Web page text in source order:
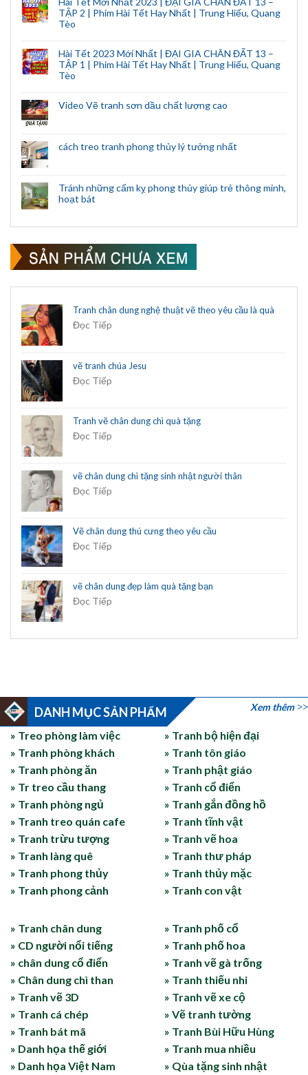
TẬP 2 | Phim Hài Tết Hay Nhất | Trung Hiếu, Quang
Tèo
Hài Tết 2023 Mới Nhất | ĐẠI GIA CHÂN ĐẤT 13 –
TẬP 1 | Phim Hài Tết Hay Nhất | Trung Hiếu, Quang
Tèo
Video Vẽ tranh sơn dầu chất lượng cao
cách treo tranh phong thủy lý tưởng nhất
Tránh những cấm kỵ phong thủy giúp trẻ thông minh,
hoạt bát
Tranh chân dung nghệ thuật vẽ theo yêu cầu là quà
Đọc Tiếp
vẽ tranh chúa Jesu
Đọc Tiếp
Tranh vẽ chân dung chì quà tặng
Đọc Tiếp
vẽ chân dung chì tặng sinh nhật người thân
Đọc Tiếp
Vẽ chân dung thú cưng theo yêu cầu
Đọc Tiếp
vẽ chân dung đẹp làm quà tặng bạn
Đọc Tiếp
DANH MỤC SẢN PHẨM Xem thêm
» Treo phòng làm việc
» Tranh phòng khách
» Tranh phòng ăn
» Tr treo cầu thang
» Tranh phòng ngủ
» Tranh treo quán cafe
» Tranh trừu tượng
» Tranh làng quê
» Tranh phong thủy
» Tranh phong cảnh
» Tranh bộ hiện đại
» Tranh tôn giáo
» Tranh phật giáo
» Tranh cổ điển
» Tranh gắn đồng hồ
» Tranh tĩnh vật
» Tranh vẽ hoa
» Tranh thư pháp
» Tranh thủy mặc
» Tranh con vật
» Tranh chân dung
» CD người nổi tiếng
» chân dung cổ điển
» Chân dung chì than
» Tranh vẽ 3D
» Tranh cá chép
» Tranh bát mã
» Danh họa thế giới
» Danh họa Việt Nam
» Tranh phố cổ
» Tranh phố hoa
» Tranh vẽ gà trống
» Tranh thiếu nhi
» Tranh vẽ xe cộ
» Vẽ tranh tường
» Tranh Bùi Hữu Hùng
» Tranh mua nhiều
» Qùa tặng sinh nhật